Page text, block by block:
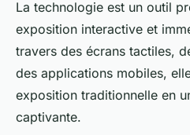
La technologie est un outil
exposition interactive et
travers des écrans tactiles,
des applications mobiles,
exposition traditionnelle en
captivante.